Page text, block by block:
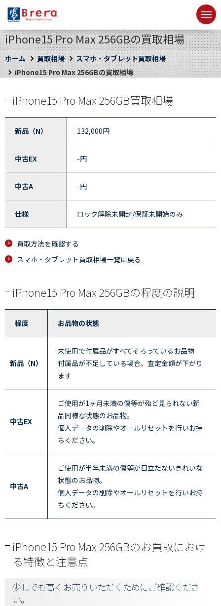
iPhone15 Pro Max 256GBの買取相場
ホーム 買取相場
スマホ・タブレット買取相場
iPhone15 Pro Max 256GBの買取相場
iPhone15 Pro Max 256GB買取相場
新品（N） 132,000円
中古EX -円
中古A -円
仕様 ロック解除未開封/保証未開始のみ
買取方法を確認する
スマホ・タブレット買取相場一覧に戻る
iPhone15 Pro Max 256GBの程度の説明
程度 お品物の状態
新品（N）
未使用で付属品がすべてそろっているお品物
付属品が不足している場合、査定金額が下がり
ます
中古EX
ご使用が1ヶ月未満の傷等が殆ど見られない新
品同様な状態のお品物。
個人データの削除やオールリセットを行いお持
ちください。
中古A
ご使用が半年未満の傷等が目立たないきれいな
状態のお品物。
個人データの削除やオールリセットを行いお持
ちください。
iPhone15 Pro Max 256GBのお買取におけ
る特徴と注意点
少しでも高くお売りいただくためにご確認くださ
い。